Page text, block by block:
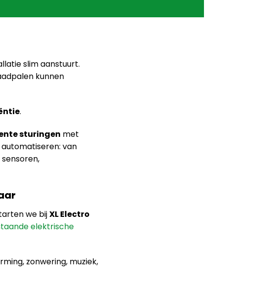
slim aanstuurt.
kunnen
.
sturingen met
van
we bijXL Electro
elektrische
zonwering, muziek,